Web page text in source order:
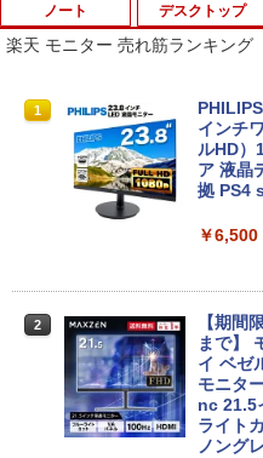
ノート
1
ノート
富士通
Core i5-
GB
WIFI
中古パ
book
8世代
e SSD
Type-
デスクトップ
1
【Dell
ット】
B、
B)/フル
学ドラ
e/
￥
【初期
一体型
型 21.5
HD液晶
楽天 モニター 売れ筋ランキング
1
インチ
ルHD）
ア 液晶
拠 PS4
￥6,500
2
【期間
まで】
イ ベゼ
モニタ
nc 21.5
ライト
ノング